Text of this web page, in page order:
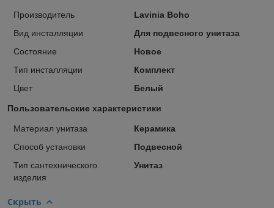
Производитель
Lavinia Boho
Вид инсталляции
Для подвесного унитаза
Состояние
Новое
Тип инсталляции
Комплект
Цвет
Белый
Пользовательские характеристики
Материал унитаза
Керамика
Способ установки
Подвесной
Тип сантехнического
изделия
Унитаз
Скрыть